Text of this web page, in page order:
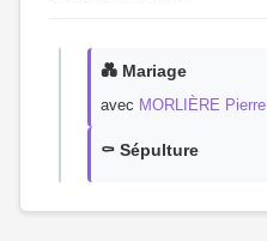
💑 Mariage
avec MORLIÈRE Pierre
⚰️ Sépulture